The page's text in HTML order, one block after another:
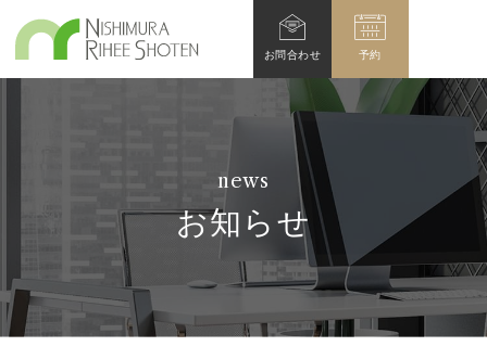
お問合わせ 予約
お知らせ
news